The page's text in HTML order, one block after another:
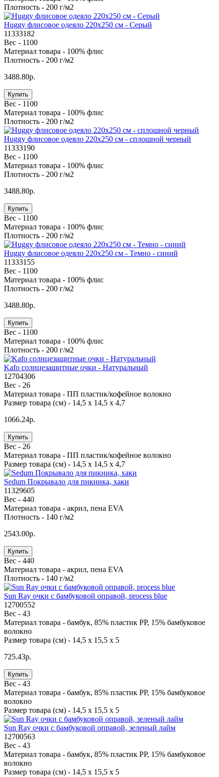
Плотность - 200 г/м2
Huggy флисовое одеяло 220x250 см - Серый
11333182
Вес - 1100
Материал товара - 100% флис
Плотность - 200 г/м2
3488.80р.
Купить
Вес - 1100
Материал товара - 100% флис
Плотность - 200 г/м2
Huggy флисовое одеяло 220x250 см - сплошной черный
11333190
Вес - 1100
Материал товара - 100% флис
Плотность - 200 г/м2
3488.80р.
Купить
Вес - 1100
Материал товара - 100% флис
Плотность - 200 г/м2
Huggy флисовое одеяло 220x250 см - Темно - синий
11333155
Вес - 1100
Материал товара - 100% флис
Плотность - 200 г/м2
3488.80р.
Купить
Вес - 1100
Материал товара - 100% флис
Плотность - 200 г/м2
Kafo солнцезащитные очки - Натуральный
12704306
Вес - 26
Материал товара - ПП пластик/кофейное волокно
Размер товара (см) - 14,5 х 14,5 х 4,7
1066.24р.
Купить
Вес - 26
Материал товара - ПП пластик/кофейное волокно
Размер товара (см) - 14,5 х 14,5 х 4,7
Sedum Покрывало для пикника, хаки
11329605
Вес - 440
Материал товара - акрил, пена EVA
Плотность - 140 г/м2
2543.00р.
Купить
Вес - 440
Материал товара - акрил, пена EVA
Плотность - 140 г/м2
Sun Ray очки с бамбуковой оправой, process blue
12700552
Вес - 43
Материал товара - бамбук, 85% пластик PP, 15% бамбуковое
волокно
Размер товара (см) - 14,5 х 15,5 х 5
725.43р.
Купить
Вес - 43
Материал товара - бамбук, 85% пластик PP, 15% бамбуковое
волокно
Размер товара (см) - 14,5 х 15,5 х 5
Sun Ray очки с бамбуковой оправой, зеленый лайм
12700563
Вес - 43
Материал товара - бамбук, 85% пластик PP, 15% бамбуковое
волокно
Размер товара (см) - 14,5 х 15,5 х 5